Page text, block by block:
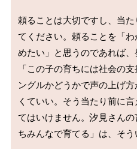
頼ることは大切ですし、当た
てください。頼ることを「
めたい」と思うのであれば、
「この子の育ちには社会の
ングルかどうかで声の上げ
くていい。そう当たり前に
てはいけません。汐見さん